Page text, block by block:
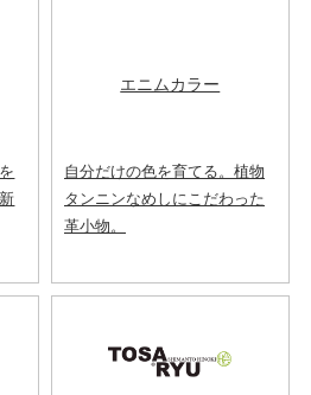
エニムカラー
自分だけの色を育てる。植物
タンニンなめしにこだわった
革小物。